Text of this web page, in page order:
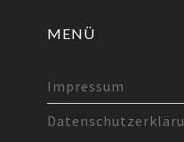
MENÜ
Impressum